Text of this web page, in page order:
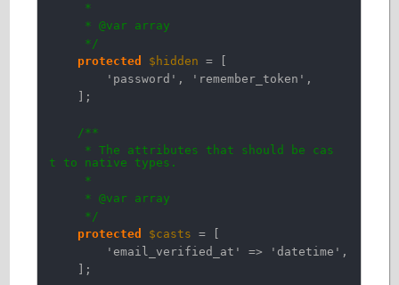
*
* @var array
*/
protected
$hidden
= [
'password' , 'remember_token' ,
];
/**
* The attributes that should be cas
t to native types.
*
* @var array
*/
protected
$casts
= [
'email_verified_at'
=> 'datetime' ,
];